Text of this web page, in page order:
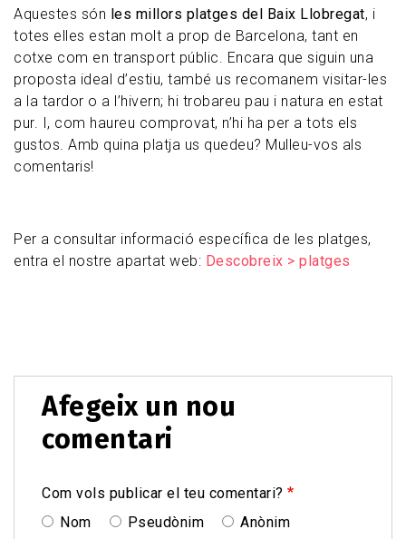
Aquestes són les millors platges del Baix Llobregat, i
totes elles estan molt a prop de Barcelona, tant en
cotxe com en transport públic. Encara que siguin una
proposta ideal d’estiu, també us recomanem visitar-les
a la tardor o a l’hivern; hi trobareu pau i natura en estat
pur. I, com haureu comprovat, n’hi ha per a tots els
gustos. Amb quina platja us quedeu? Mulleu-vos als
comentaris!
Per a consultar informació específica de les platges,
entra el nostre apartat web: Descobreix > platges
Afegeix un nou
comentari
Com vols publicar el teu comentari?
Nom
Pseudònim Anònim